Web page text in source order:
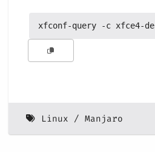
xfconf-query -c xfce4-
Linux Manjaro